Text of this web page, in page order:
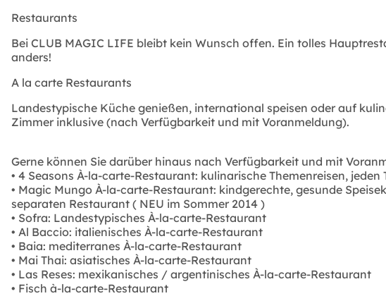
Restaurants
Bei CLUB MAGIC LIFE bleibt kein Wunsch offen. Ein tolles
anders!
A la carte Restaurants
Landestypische Küche genießen, international speisen oder auf
Zimmer inklusive (nach Verfügbarkeit und mit Voranmeldung).
Gerne können Sie darüber hinaus nach Verfügbarkeit und mit
• 4 Seasons À-la-carte-Restaurant: kulinarische Themenreisen, jeden
• Magic Mungo À-la-carte-Restaurant: kindgerechte, gesunde
separaten Restaurant ( NEU im Sommer 2014 )
• Sofra: Landestypisches À-la-carte-Restaurant
• Al Baccio: italienisches À-la-carte-Restaurant
• Baia: mediterranes À-la-carte-Restaurant
• Mai Thai: asiatisches À-la-carte-Restaurant
• Las Reses: mexikanisches / argentinisches À-la-carte-Restaurant
• Fisch à-la-carte-Restaurant